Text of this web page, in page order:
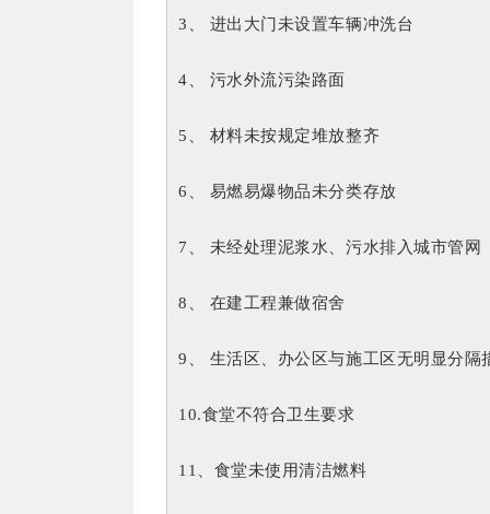
3、 进出大门未设置车辆冲洗台
4、 污水外流污染路面
5、 材料未按规定堆放整齐
6、 易燃易爆物品未分类存放
7、 未经处理泥浆水、污水排入城市管网
8、 在建工程兼做宿舍
9、 生活区、办公区与施工区无明显分隔
10.食堂不符合卫生要求
11、食堂未使用清洁燃料